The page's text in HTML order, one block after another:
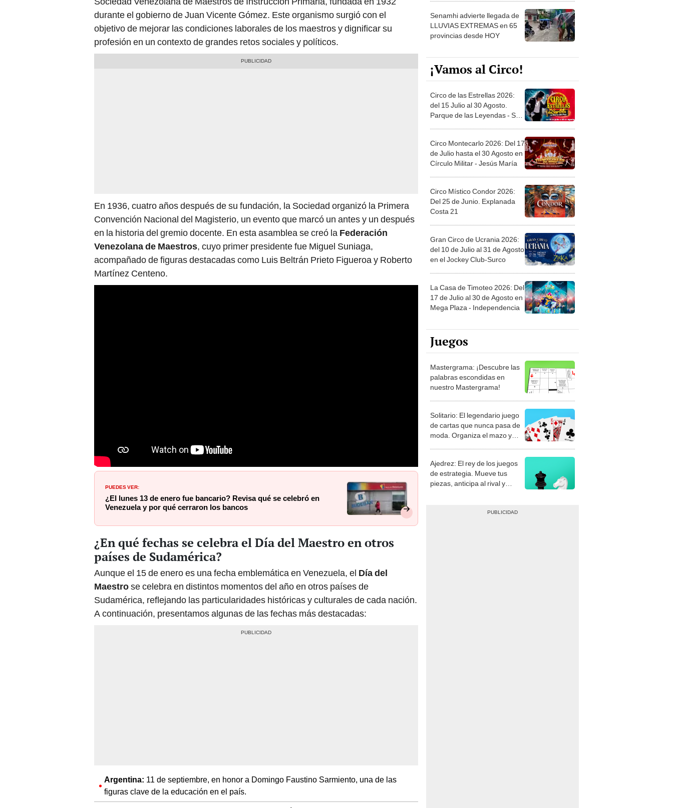
durante el gobierno de Juan Vicente Gómez. Este organismo surgió con el
objetivo de mejorar las condiciones laborales de los maestros y dignificar su
profesión en un contexto de grandes retos sociales y políticos.
En 1936, cuatro años después de su fundación, la Sociedad organizó la Primera
Convención Nacional del Magisterio, un evento que marcó un antes y un después
en la historia del gremio docente. En esta asamblea se creó la Federación
Venezolana de Maestros, cuyo primer presidente fue Miguel Suniaga,
acompañado de figuras destacadas como Luis Beltrán Prieto Figueroa y Roberto
Martínez Centeno.
PUEDES VER:
¿El lunes 13 de enero fue bancario? Revisa qué se celebró en
Venezuela y por qué cerraron los bancos
¿En qué fechas se celebra el Día del Maestro en otros
países de Sudamérica?
Aunque el 15 de enero es una fecha emblemática en Venezuela, el Día del
Maestrose celebra en distintos momentos del año en otros países de
Sudamérica, reflejando las particularidades históricas y culturales de cada nación.
A continuación, presentamos algunas de las fechas más destacadas:
Argentina: 11 de septiembre, en honor a Domingo Faustino Sarmiento, una de las
figuras clave de la educación en el país.
Senamhi advierte llegada de
LLUVIAS EXTREMAS en 65
provincias desde HOY
¡Vamos al Circo!
Circo de las Estrellas 2026:
del 15 Julio al 30 Agosto.
Parque de las Leyendas - San
Circo Montecarlo 2026: Del 17
de Julio hasta el 30 Agosto en
Círculo Militar - Jesús María
Circo Místico Condor 2026:
Del 25 de Junio. Explanada
Costa 21
Gran Circo de Ucrania 2026:
del 10 de Julio al 31 de Agosto
en el Jockey Club-Surco
La Casa de Timoteo 2026: Del
17 de Julio al 30 de Agosto en
Mega Plaza - Independencia
Juegos
Mastergrama: ¡Descubre las
palabras escondidas en
nuestro Mastergrama!
Solitario: El legendario juego
de cartas que nunca pasa de
moda. Organiza el mazo y
Ajedrez: El rey de los juegos
de estrategia. Mueve tus
piezas, anticipa al rival y